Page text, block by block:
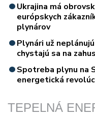
Ukrajina má
európskych
plynárov
Plynári už
chystajú sa na
Spotreba plynu na
energetická
TEPELNÁ